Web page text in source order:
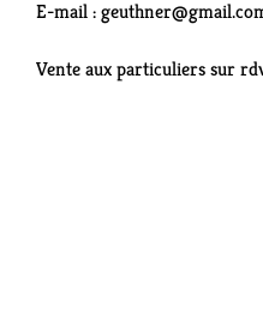
E-mail :
Vente aux particuliers sur